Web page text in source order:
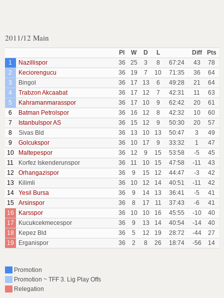
2011/12 Main
Pl W D L Diff
Pts
1
Nazillispor 36 25 3 8 67:24 43
78
2
Keciorengucu 36 19 7 10 71:35 36
64
3
Bingol 36 17 13 6 49:28 21
64
4
Trabzon Akcaabat 36 17 12 7 42:31 11
63
5
Kahramanmarasspor 36 17 10 9 62:42 20
61
6
Batman Petrolspor 36 16 12 8 42:32 10
60
7
Istanbulspor AS 36 15 12 9 50:30 20
57
8
Sivas Bld 36 13 10 13 50:47 3
49
9
Golcukspor 36 10 17 9 33:32 1
47
10
Maltepespor 36 12 9 15 53:58 -5
45
11
Korfez Iskenderunspor 36 11 10 15 47:58 -11
43
12
Orhangazispor 36 9 15 12 44:47 -3
42
13
Kilimli 36 10 12 14 40:51 -11
42
14
Yesil Bursa 36 9 14 13 36:41 -5
41
15
Arsinspor 36 8 17 11 37:43 -6
41
16
Karsspor 36 10 10 16 45:55 -10
40
17
Kucukcekmecespor 36 9 13 14 40:54 -14
40
18
Kepez Bld 36 5 12 19 28:72 -44
27
19
Erganispor 36 2 8 26 18:74 -56 14
Promotion
Promotion ~ TFF 3. Lig Play Offs
Relegation